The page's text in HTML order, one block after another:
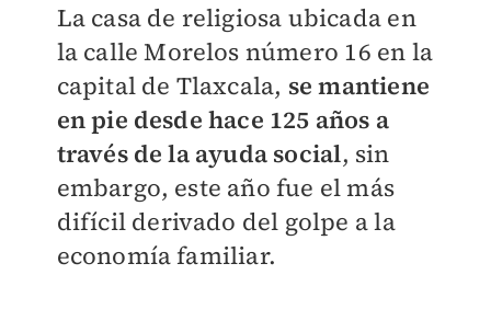
La casa de religiosa ubicada en
la calle Morelos número 16 en la
capital de Tlaxcala, se mantiene
en pie desde hace 125 años a
través de la ayuda social, sin
embargo, este año fue el más
difícil derivado del golpe a la
economía familiar.